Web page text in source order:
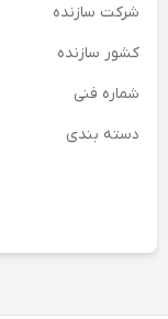
شرکت سازنده
کشور سازنده
شماره فنی
دسته بندی